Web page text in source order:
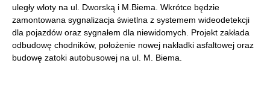
uległy wloty na ul. Dworską i M.Biema. Wkrótce będzie
zamontowana sygnalizacja świetlna z systemem wideodetekcji
dla pojazdów oraz sygnałem dla niewidomych. Projekt zakłada
odbudowę chodników, położenie nowej nakładki asfaltowej oraz
budowę zatoki autobusowej na ul. M. Biema.